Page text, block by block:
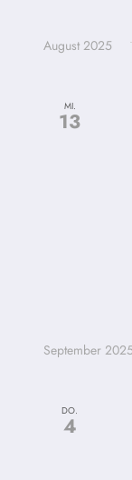
August 2025
MI.
13
September
DO.
4